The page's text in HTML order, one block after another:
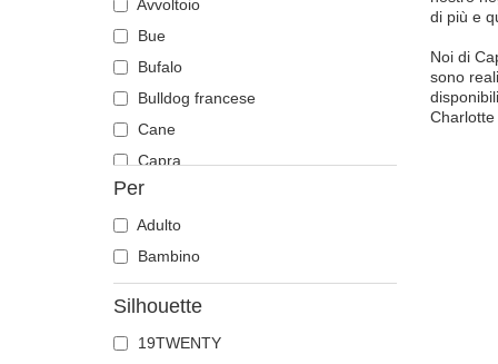
Avvoltoio
Bue
Bufalo
Bulldog francese
Cane
Capra
Cavallo
Cervo
Chihuahua
Coccodrillo
Colomba
Corvo
Per
Adulto
Bambino
Silhouette
19TWENTY
di più e
Noi di
sono